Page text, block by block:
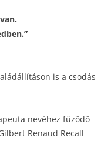
is a csodás
nevéhez fűződő
Renaud Recall